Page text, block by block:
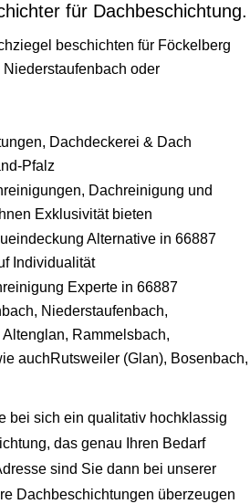
für Dachbeschichtung.
beschichten für Föckelberg
oder
Dachdeckerei & Dach
Pfalz
Dachreinigung und
Exklusivität bieten
Alternative in 66887
Individualität
Experte in 66887
Niederstaufenbach,
Rammelsbach,
auchRutsweiler (Glan), Bosenbach,
bei sich ein qualitativ hochklassig
das genau Ihren Bedarf
sind Sie dann bei unserer
Dachbeschichtungen überzeugen